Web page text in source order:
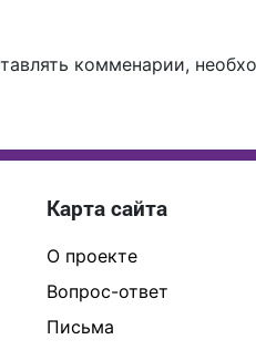
комменарии,
Карта сайта
О проекте
Вопрос-ответ
Письма